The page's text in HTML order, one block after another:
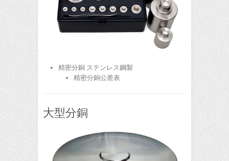
精密分銅 ステンレス鋼製
精密分銅公差表
大型分銅